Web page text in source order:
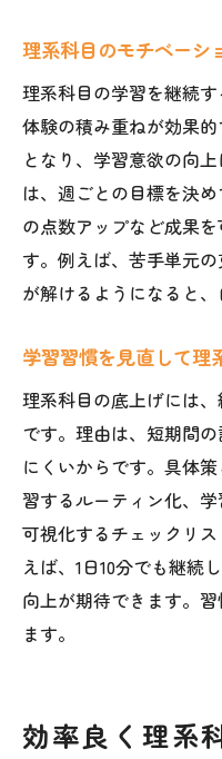
理系科目の質
塾のテストで
理系科目指導
理系科目に特
理想の塾で理系
理系科目別
理系科目の
塾のサポート
理系科目の
理系科目の成
理系科目のモチベーシ
理系科目の学習を継続
体験の積み重ねが効果
となり、学習意欲の向
は、週ごとの目標を決
の点数アップなど成果
す。例えば、苦手単元
が解けるようになると
学習習慣を見直して理
理系科目の底上げには
です。理由は、短期間
にくいからです。具体
習するルーティン化、
可視化するチェックリ
えば、1日10分でも継続
向上が期待できます。
ます。
効率良く理系